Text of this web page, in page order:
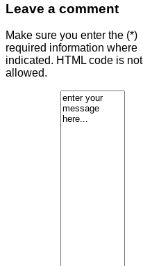
Leave a comment
Make sure you enter the (*)
required information where
indicated. HTML code is not
allowed.